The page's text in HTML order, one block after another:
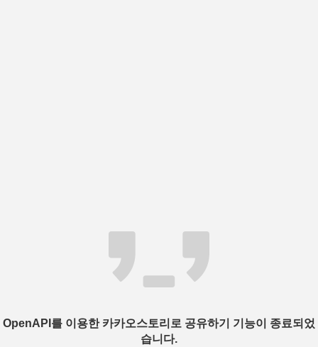
OpenAPI를 이용한 카카오스토리로 공유하기 기능이 종료되었
습니다.